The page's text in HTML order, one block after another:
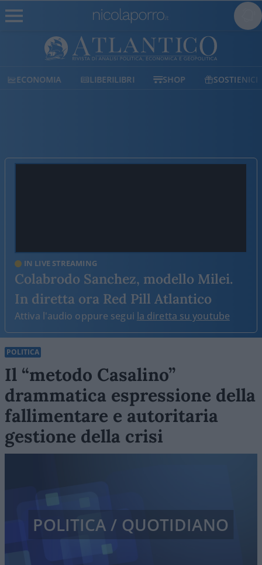
ECONOMIA LIBERILIBRI SHOP SOSTIENICI
IN LIVE STREAMING
Colabrodo Sanchez, modello Milei.
In diretta ora Red Pill Atlantico
Attiva l'audio oppure segui la diretta su youtube
POLITICA
Il “metodo Casalino”
drammatica espressione della
fallimentare e autoritaria
gestione della crisi
POLITICA / QUOTIDIANO